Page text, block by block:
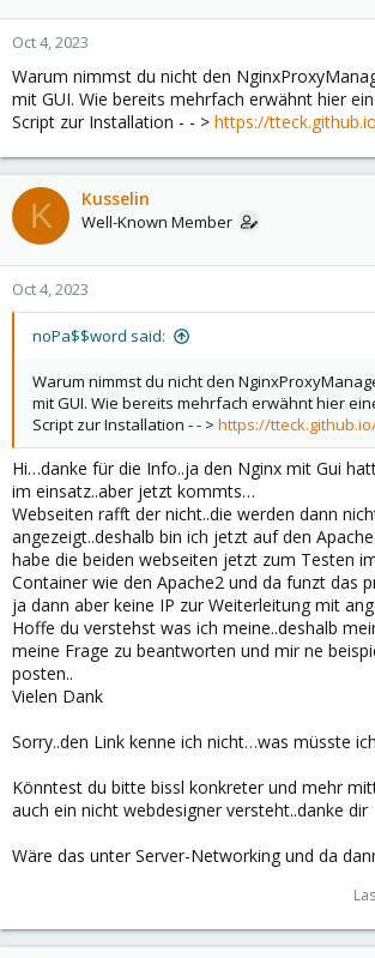
Oct 4, 2023
Warum nimmst du nicht den
mit GUI. Wie bereits mehrfach erwähnt hier
Script zur Installation - - > https://
K Kusselin
Well-Known Member
Oct 4, 2023
noPa$$word said:
Warum nimmst du nicht den
mit GUI. Wie bereits mehrfach erwähnt hier
Script zur Installation - - > https://
Hi…danke für die Info..ja den Nginx mit Gui
im einsatz..aber jetzt kommts…
Webseiten rafft der nicht..die werden dann
angezeigt..deshalb bin ich jetzt auf den
habe die beiden webseiten jetzt zum Testen
Container wie den Apache2 und da funzt das
ja dann aber keine IP zur Weiterleitung mit
Hoffe du verstehst was ich meine..deshalb
meine Frage zu beantworten und mir ne
posten..
Vielen Dank
Sorry..den Link kenne ich nicht…was müsste
Könntest du bitte bissl konkreter und mehr
auch ein nicht webdesigner versteht..danke dir
Wäre das unter Server-Networking und da